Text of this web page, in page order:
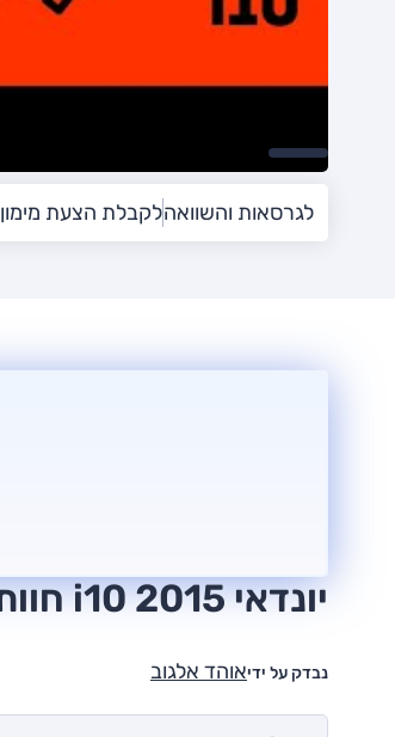
לגרסאות והשוואהלקבלת הצעת מימון
יונדאי i10 2015 חוות דעת
נבדק על ידיאוהד אלגוב